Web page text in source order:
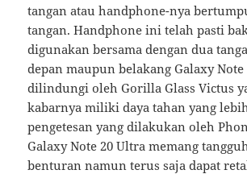
tangan atau handphone-nya
tangan. Handphone ini telah pasti
digunakan bersama dengan dua
depan maupun belakang Galaxy Note
dilindungi oleh Gorilla Glass Victus
kabarnya miliki daya tahan yang
pengetesan yang dilakukan oleh
Galaxy Note 20 Ultra memang
benturan namun terus saja dapat